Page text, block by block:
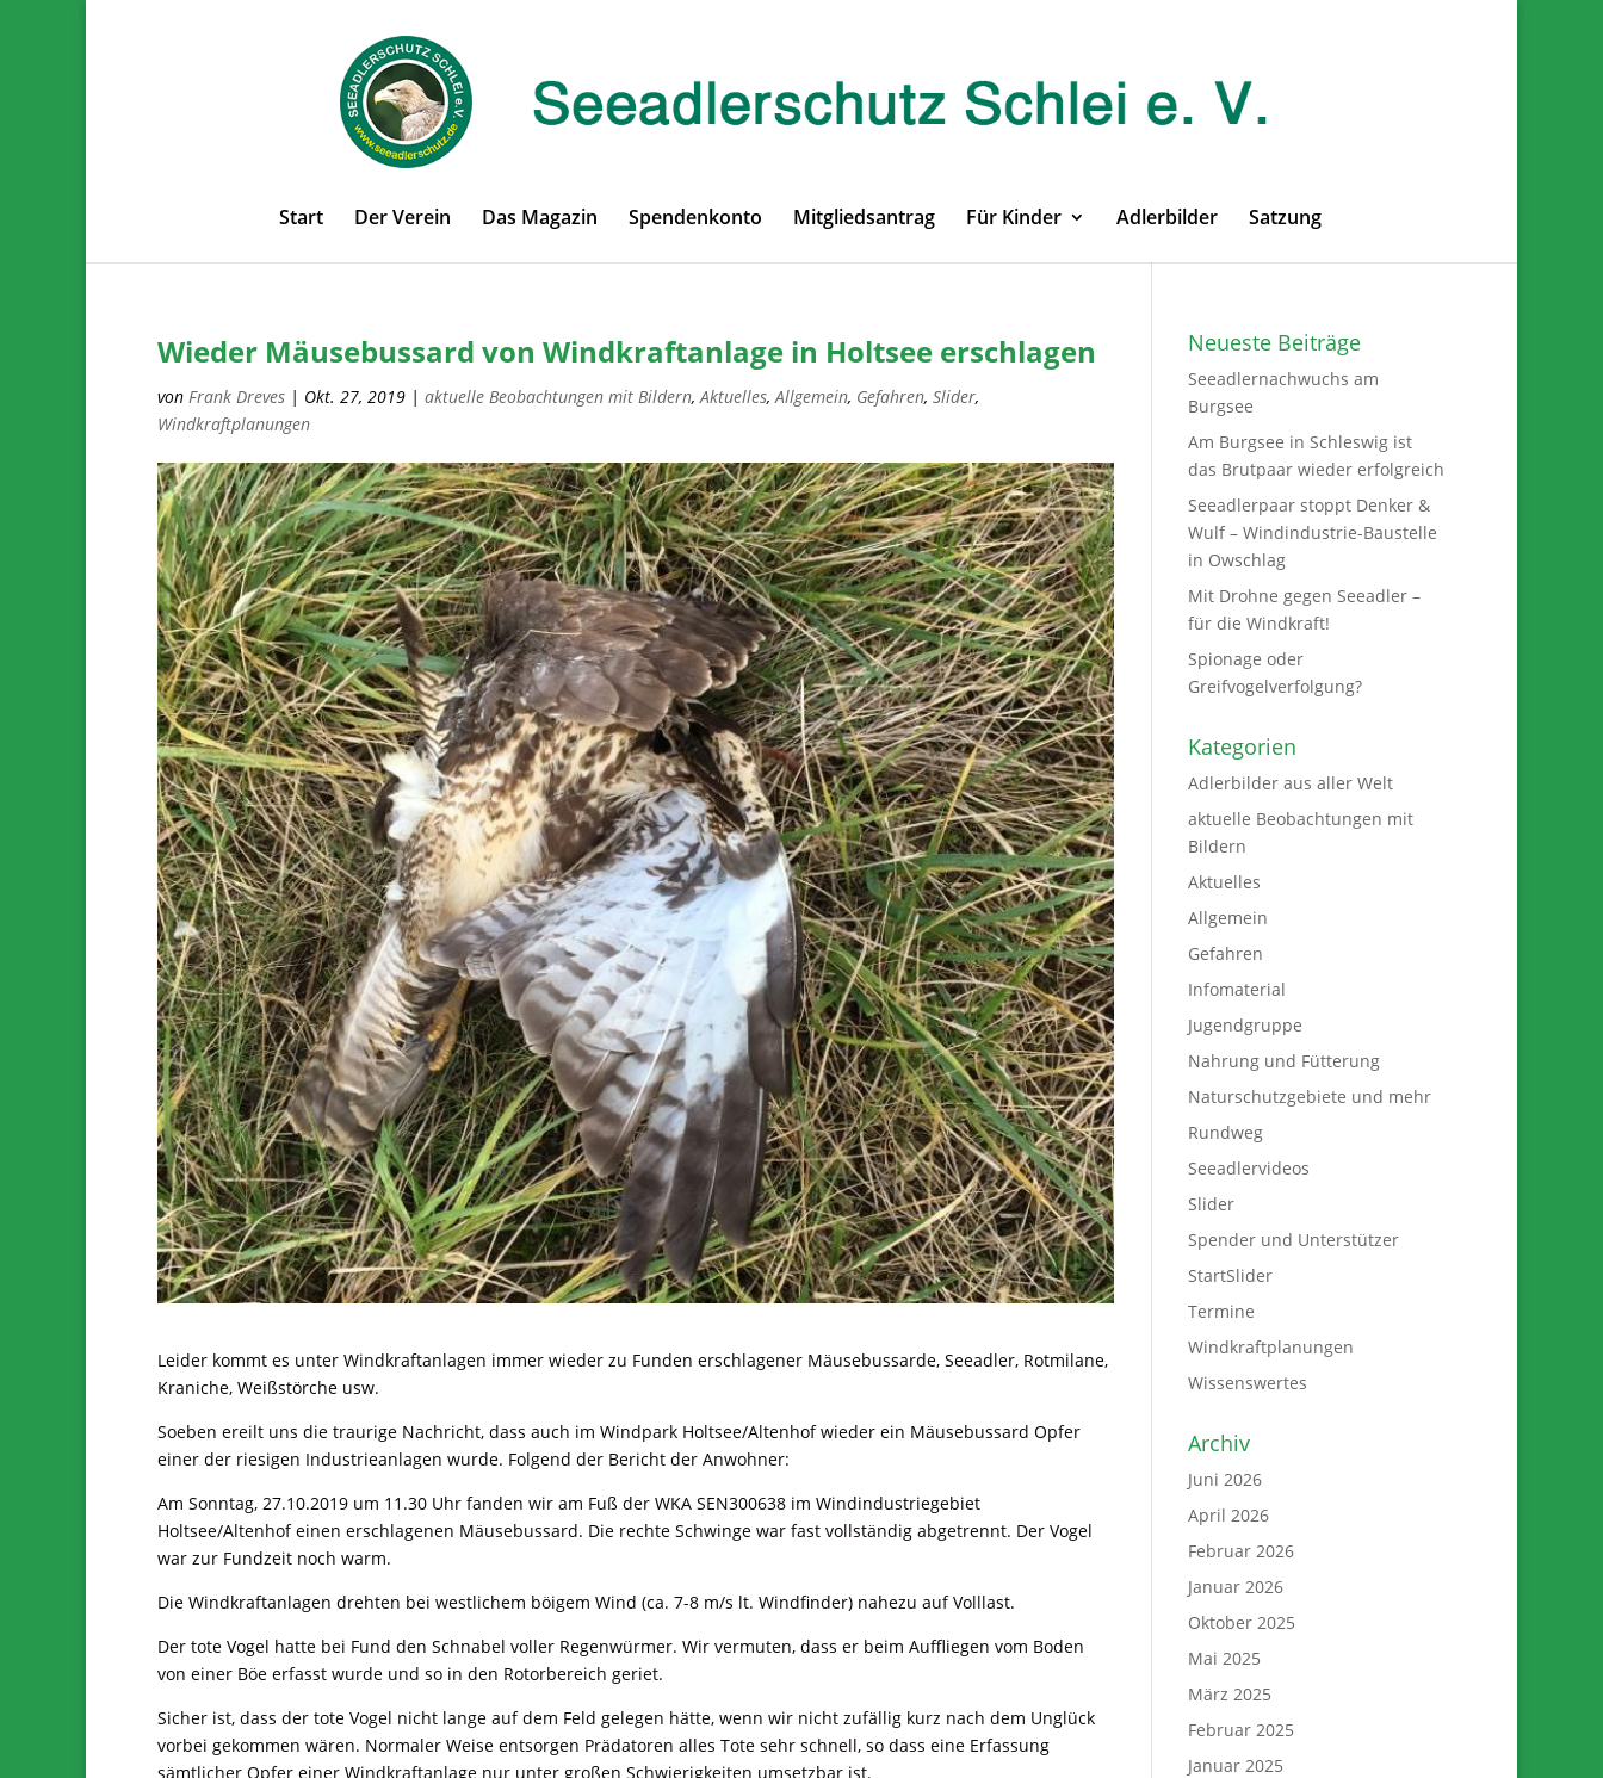
Start Der Verein Das Magazin Spendenkonto Mitgliedsantrag Für Kinder Adlerbilder Satzung
Wieder Mäusebussard von Windkraftanlage in Holtsee erschlagen
von Frank Dreves | Okt. 27, 2019 | aktuelle Beobachtungen mit Bildern,Aktuelles,Allgemein, Gefahren, Slider,
Windkraftplanungen
Leider kommt es unter Windkraftanlagen immer wieder zu Funden erschlagener Mäusebussarde, Seeadler, Rotmilane,
Kraniche, Weißstörche usw.
Soeben ereilt uns die traurige Nachricht, dass auch im Windpark Holtsee/Altenhof wieder ein Mäusebussard Opfer
einer der riesigen Industrieanlagen wurde. Folgend der Bericht der Anwohner:
Am Sonntag, 27.10.2019 um 11.30 Uhr fanden wir am Fuß der WKA SEN300638 im Windindustriegebiet
Holtsee/Altenhof einen erschlagenen Mäusebussard. Die rechte Schwinge war fast vollständig abgetrennt. Der Vogel
war zur Fundzeit noch warm.
Die Windkraftanlagen drehten bei westlichem böigem Wind (ca. 7-8 m/s lt. Windfinder) nahezu auf Volllast.
Der tote Vogel hatte bei Fund den Schnabel voller Regenwürmer. Wir vermuten, dass er beim Auffliegen vom Boden
von einer Böe erfasst wurde und so in den Rotorbereich geriet.
Sicher ist, dass der tote Vogel nicht lange auf dem Feld gelegen hätte, wenn wir nicht zufällig kurz nach dem Unglück
vorbei gekommen wären. Normaler Weise entsorgen Prädatoren alles Tote sehr schnell, so dass eine Erfassung
sämtlicher Opfer einer Windkraftanlage nur unter großen Schwierigkeiten umsetzbar ist.
Neueste Beiträge
Seeadlernachwuchs am
Burgsee
Am Burgsee in Schleswig ist
das Brutpaar wieder erfolgreich
Seeadlerpaar stoppt Denker &
Wulf – Windindustrie-Baustelle
in Owschlag
Mit Drohne gegen Seeadler –
für die Windkraft!
Spionage oder
Greifvogelverfolgung?
Kategorien
Adlerbilder aus aller Welt
aktuelle Beobachtungen mit
Bildern
Aktuelles
Allgemein
Gefahren
Infomaterial
Jugendgruppe
Nahrung und Fütterung
Naturschutzgebiete und mehr
Rundweg
Seeadlervideos
Slider
Spender und Unterstützer
StartSlider
Termine
Windkraftplanungen
Wissenswertes
Archiv
Juni 2026
April 2026
Februar 2026
Januar 2026
Oktober 2025
Mai 2025
März 2025
Februar 2025
Januar 2025